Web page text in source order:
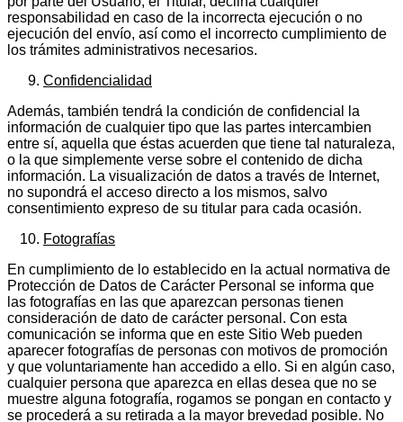
responsabilidad en caso de la incorrecta ejecución o no
ejecución del envío, así como el incorrecto cumplimiento de
los trámites administrativos necesarios.
Confidencialidad
Además, también tendrá la condición de confidencial la
información de cualquier tipo que las partes intercambien
entre sí, aquella que éstas acuerden que tiene tal naturaleza,
o la que simplemente verse sobre el contenido de dicha
información. La visualización de datos a través de Internet,
no supondrá el acceso directo a los mismos, salvo
consentimiento expreso de su titular para cada ocasión.
Fotografías
En cumplimiento de lo establecido en la actual normativa de
Protección de Datos de Carácter Personal se informa que
las fotografías en las que aparezcan personas tienen
consideración de dato de carácter personal. Con esta
comunicación se informa que en este Sitio Web pueden
aparecer fotografías de personas con motivos de promoción
y que voluntariamente han accedido a ello. Si en algún caso,
cualquier persona que aparezca en ellas desea que no se
muestre alguna fotografía, rogamos se pongan en contacto y
se procederá a su retirada a la mayor brevedad posible. No